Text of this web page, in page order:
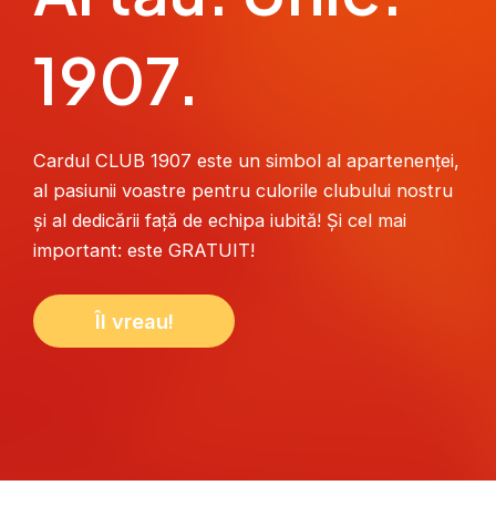
1907.
Cardul CLUB 1907 este un simbol al apartenenței,
al pasiunii voastre pentru culorile clubului nostru
și al dedicării față de echipa iubită! Și cel mai
important: este GRATUIT!
Îl vreau!